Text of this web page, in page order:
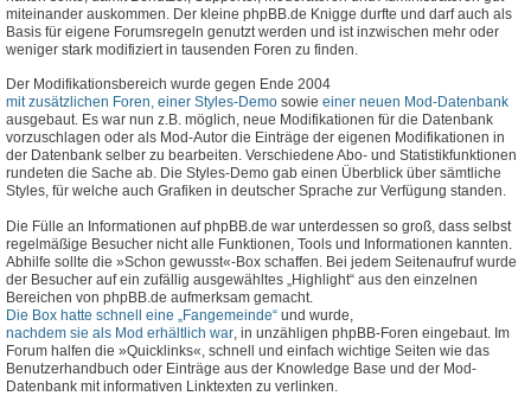
miteinander auskommen. Der kleine phpBB.de Knigge durfte und darf auch als
Basis für eigene Forumsregeln genutzt werden und ist inzwischen mehr oder
weniger stark modifiziert in tausenden Foren zu finden.
Der Modifikationsbereich wurde gegen Ende 2004
mit zusätzlichen Foren, einer Styles-Demo sowie einer neuen Mod-Datenbank
ausgebaut. Es war nun z.B. möglich, neue Modifikationen für die Datenbank
vorzuschlagen oder als Mod-Autor die Einträge der eigenen Modifikationen in
der Datenbank selber zu bearbeiten. Verschiedene Abo- und Statistikfunktionen
rundeten die Sache ab. Die Styles-Demo gab einen Überblick über sämtliche
Styles, für welche auch Grafiken in deutscher Sprache zur Verfügung standen.
Die Fülle an Informationen auf phpBB.de war unterdessen so groß, dass selbst
regelmäßige Besucher nicht alle Funktionen, Tools und Informationen kannten.
Abhilfe sollte die »Schon gewusst«-Box schaffen. Bei jedem Seitenaufruf wurde
der Besucher auf ein zufällig ausgewähltes „Highlight“ aus den einzelnen
Bereichen von phpBB.de aufmerksam gemacht.
Die Box hatte schnell eine „Fangemeinde“ und wurde,
nachdem sie als Mod erhältlich war , in unzähligen phpBB-Foren eingebaut. Im
Forum halfen die »Quicklinks«, schnell und einfach wichtige Seiten wie das
Benutzerhandbuch oder Einträge aus der Knowledge Base und der Mod-
Datenbank mit informativen Linktexten zu verlinken.